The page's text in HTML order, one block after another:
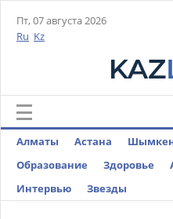
Пт, 07 августа 2026
Ru Kz
Алматы Астана
Образование
Здоровье
Интервью
Звезды